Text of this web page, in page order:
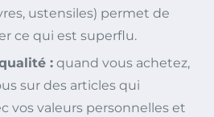
ustensiles) permet de
ce qui est superflu.
: quand vous achetez,
sur des articles qui
vos valeurs personnelles et